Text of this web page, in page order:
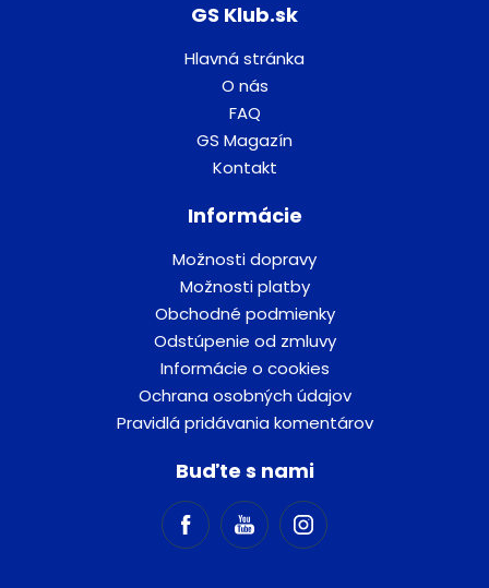
GS Klub.sk
Hlavná stránka
O nás
FAQ
GS Magazín
Kontakt
Informácie
Možnosti dopravy
Možnosti platby
Obchodné podmienky
Odstúpenie od zmluvy
Informácie o cookies
Ochrana osobných údajov
Pravidlá pridávania komentárov
Buďte s nami